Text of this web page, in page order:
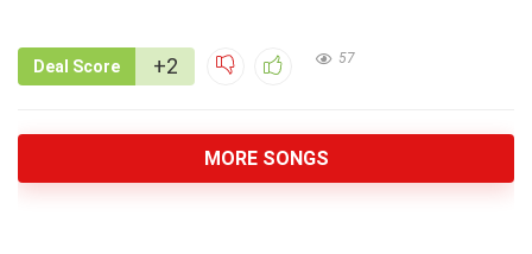
Deal Score +2 57
MORE SONGS